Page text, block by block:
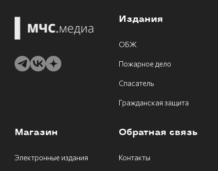
Издания
ОБЖ
Пожарное дело
Спасатель
Гражданская защита
Магазин
Электронные издания
Обратная связь
Контакты